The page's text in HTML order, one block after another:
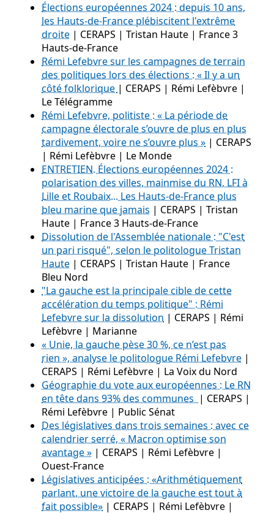
Élections européennes 2024 : depuis 10 ans,
les Hauts-de-France plébiscitent l'extrême
droite | CERAPS | Tristan Haute | France 3
Hauts-de-France
Rémi Lefebvre sur les campagnes de terrain
des politiques lors des élections : « Il y a un
côté folklorique | CERAPS | Rémi Lefèbvre |
Le Télégramme
Rémi Lefebvre, politiste : « La période de
campagne électorale s’ouvre de plus en plus
tardivement, voire ne s’ouvre plus » | CERAPS
| Rémi Lefèbvre | Le Monde
ENTRETIEN. Élections européennes 2024 :
polarisation des villes, mainmise du RN, LFI à
Lille et Roubaix... Les Hauts-de-France plus
bleu marine que jamais | CERAPS | Tristan
Haute | France 3 Hauts-de-France
Dissolution de l'Assemblée nationale : "C'est
un pari risqué", selon le politologue Tristan
Haute | CERAPS | Tristan Haute | France
Bleu Nord
"La gauche est la principale cible de cette
accélération du temps politique" : Rémi
Lefebvre sur la dissolution | CERAPS | Rémi
Lefèbvre | Marianne
« Unie, la gauche pèse 30 %, ce n’est pas
rien », analyse le politologue Rémi Lefebvre |
CERAPS | Rémi Lefèbvre | La Voix du Nord
Géographie du vote aux européennes : Le RN
en tête dans 93% des communes | CERAPS |
Rémi Lefèbvre | Public Sénat
Des législatives dans trois semaines : avec ce
calendrier serré, « Macron optimise son
avantage » | CERAPS | Rémi Lefèbvre |
Ouest-France
Législatives anticipées : «Arithmétiquement
parlant, une victoire de la gauche est tout à
fait possible» | CERAPS | Rémi Lefèbvre |